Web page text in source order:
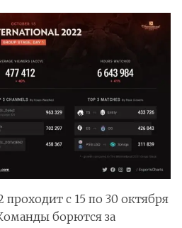
с 15 по 30 октября
борются за